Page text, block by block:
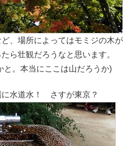
、場所によってはモミジの木が
ら壮観だろうなと思います。
と。本当にここは山だろうか)
水道水！ さすが東京？